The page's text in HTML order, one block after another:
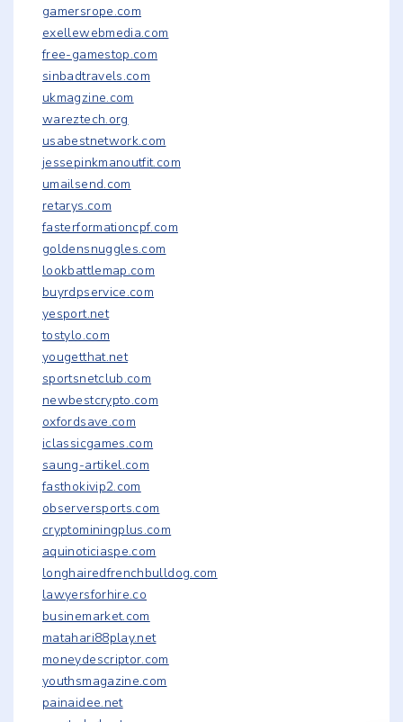
gamersrope.com
exellewebmedia.com
free-gamestop.com
sinbadtravels.com
ukmagzine.com
wareztech.org
usabestnetwork.com
jessepinkmanoutfit.com
umailsend.com
retarys.com
fasterformationcpf.com
goldensnuggles.com
lookbattlemap.com
buyrdpservice.com
yesport.net
tostylo.com
yougetthat.net
sportsnetclub.com
newbestcrypto.com
oxfordsave.com
iclassicgames.com
saung-artikel.com
fasthokivip2.com
observersports.com
cryptominingplus.com
aquinoticiaspe.com
longhairedfrenchbulldog.com
lawyersforhire.co
businemarket.com
matahari88play.net
moneydescriptor.com
youthsmagazine.com
painaidee.net